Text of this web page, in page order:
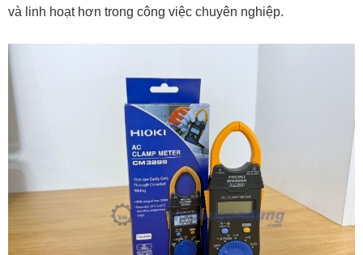
và linh hoạt hơn trong công việc chuyên nghiệp.